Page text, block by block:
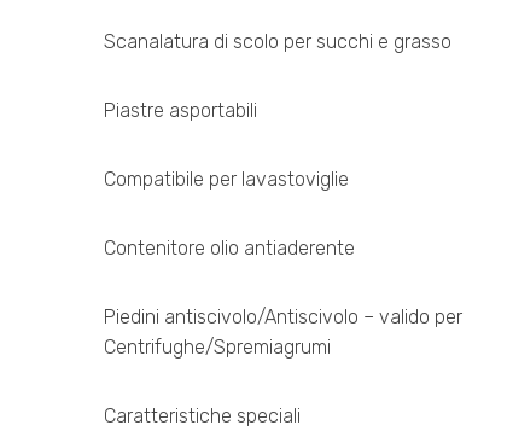
Scanalatura di scolo per succhi e grasso
Piastre asportabili
Compatibile per lavastoviglie
Contenitore olio antiaderente
Piedini antiscivolo/Antiscivolo – valido per
Centrifughe/Spremiagrumi
Caratteristiche speciali